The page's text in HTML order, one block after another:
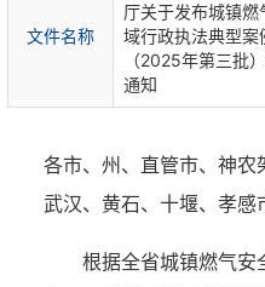
文件名称
厅关于发布城镇燃
域行政执法典型案
（2025年第三批
通知
各市、州、直管市、神农
武汉、黄石、十堰、孝感
根据全省城镇燃气安